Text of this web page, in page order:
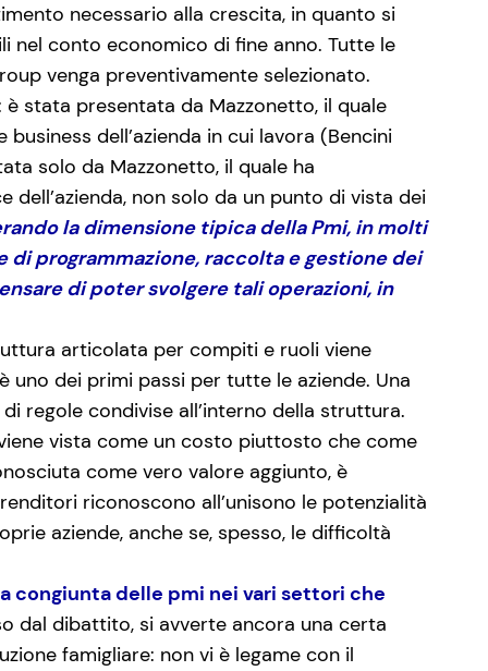
necessario alla crescita, in quanto si
conto economico di fine anno. Tutte le
venga preventivamente selezionato.
stata presentata da Mazzonetto, il quale
dell’azienda in cui lavora (Bencini
solo da Mazzonetto, il quale ha
non solo da un punto di vista dei
la dimensione tipica della Pmi, in molti
di programmazione, raccolta e gestione dei
di poter svolgere tali operazioni, in
articolata per compiti e ruoli viene
dei primi passi per tutte le aziende. Una
regole condivise all’interno della struttura.
vista come un costo piuttosto che come
come vero valore aggiunto, è
riconoscono all’unisono le potenzialità
aziende, anche se, spesso, le difficoltà
delle pmi nei vari settori che
dal dibattito, si avverte ancora una certa
famigliare: non vi è legame con il